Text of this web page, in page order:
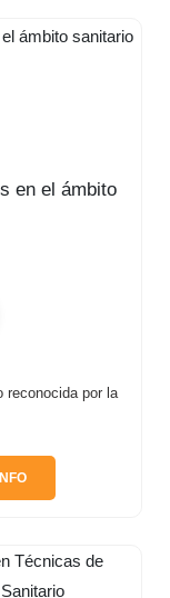
en el ámbito
reconocida por la